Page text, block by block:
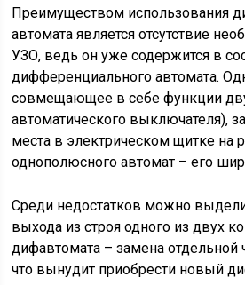
Преимуществом использования
автомата является отсутствие
УЗО, ведь он уже содержится в
дифференциального автомата.
совмещающее в себе функции
автоматического выключателя),
места в электрическом щитке на
однополюсного автомат – его
Среди недостатков можно
выхода из строя одного из двух
дифавтомата – замена отдельной
что вынудит приобрести новый